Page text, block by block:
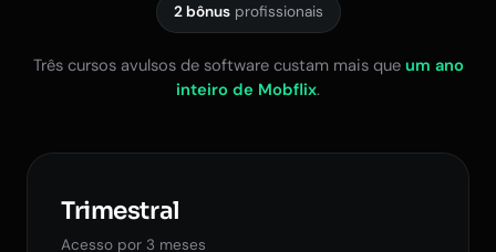
2 bônusprofissionais
Três cursos avulsos de software custam mais que um ano
inteiro de Mobflix.
Trimestral
Acesso por 3 meses